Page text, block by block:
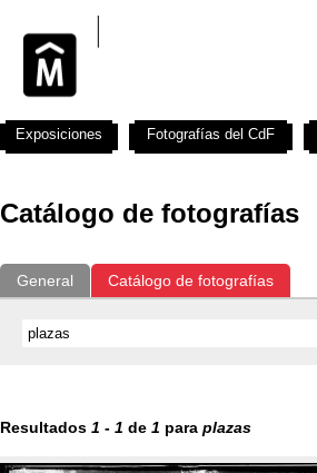
Catálogo de fotografías
General Catálogo de fotografías
Resultados 1 - 1 de 1 para plazas
Exposiciones Fotografías del CdF